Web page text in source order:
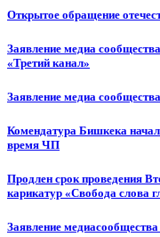
Открытое обращение
Заявление медиа
«Третий канал»
Заявление медиа
Комендатура Бишкека
время ЧП
Продлен срок проведения
карикатур «Свобода слова
Заявление